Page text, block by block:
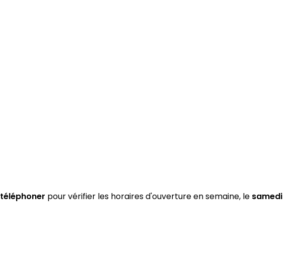
téléphoner pour vérifier les horaires d'ouverture en semaine, le samedi